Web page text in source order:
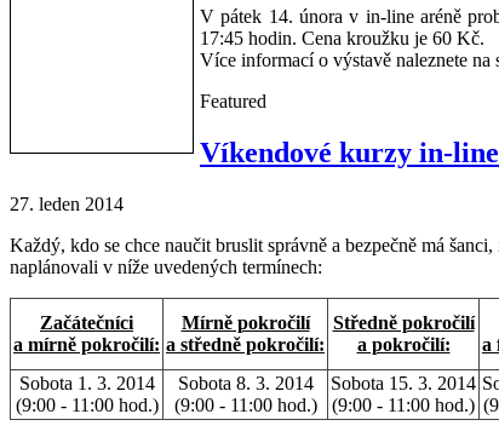
V pátek 14. února v in-line aréně
17:45 hodin. Cena kroužku je 60 Kč.
Více informací o výstavě naleznete na
Featured
Víkendové kurzy in-
27. leden 2014
Každý, kdo se chce naučit bruslit správně a bezpečně má
naplánovali v níže uvedených termínech:
Začátečníci
a mírně pokročilí:
Mírně pokročilí
a středně pokročilí:
Středně pokročilí
a pokročilí:
a
Sobota 1. 3. 2014
(9:00 - 11:00 hod.)
Sobota 8. 3. 2014
(9:00 - 11:00 hod.)
Sobota 15. 3. 2014
(9:00 - 11:00 hod.)